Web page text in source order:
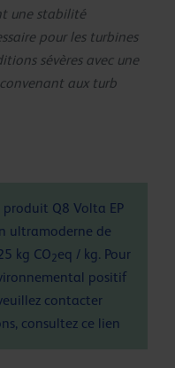
une stabilité
pour les turbines
sévères avec une
aux turb
Q8 Volta EP
ultramoderne de
kg CO2eq / kg. Pour
positif
contacter
consultez ce lien